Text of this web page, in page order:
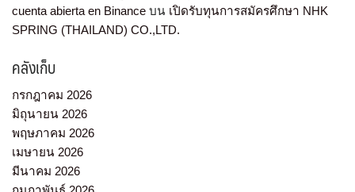
cuenta abierta en Binance บน เปิดรับทุนการสมัครศึกษา NHK
SPRING (THAILAND) CO.,LTD.
คลังเก็บ
กรกฎาคม 2026
มิถุนายน 2026
พฤษภาคม 2026
เมษายน 2026
มีนาคม 2026